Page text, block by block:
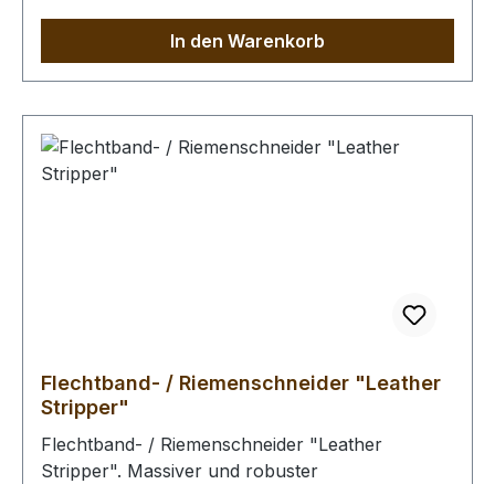
In den Warenkorb
Flechtband- / Riemenschneider "Leather
Stripper"
Flechtband- / Riemenschneider "Leather
Stripper". Massiver und robuster